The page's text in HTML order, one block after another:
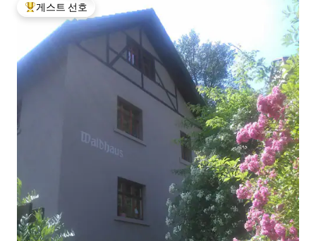
상위 게스트 선호
게스트 선호